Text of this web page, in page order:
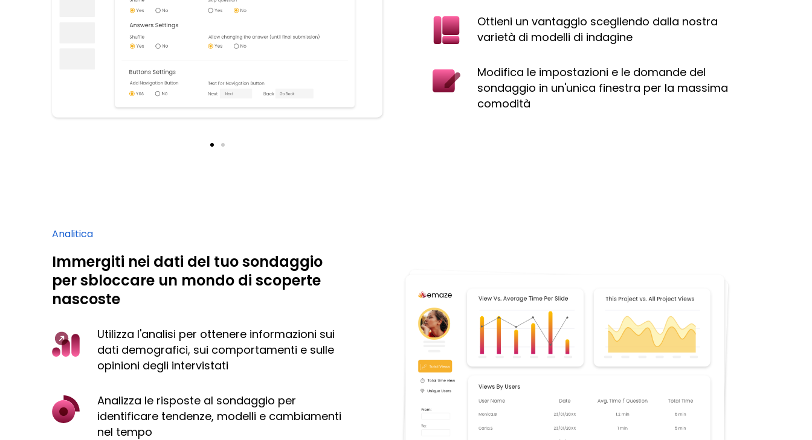
Ottieni un vantaggio scegliendo dalla nostra
varietà di modelli di indagine
Modifica le impostazioni e le domande del
sondaggio in un'unica finestra per la massima
comodità
Analitica
Immergiti nei dati del tuo sondaggio
per sbloccare un mondo di scoperte
nascoste
Utilizza l'analisi per ottenere informazioni sui
dati demografici, sui comportamenti e sulle
opinioni degli intervistati
Analizza le risposte al sondaggio per
identificare tendenze, modelli e cambiamenti
nel tempo